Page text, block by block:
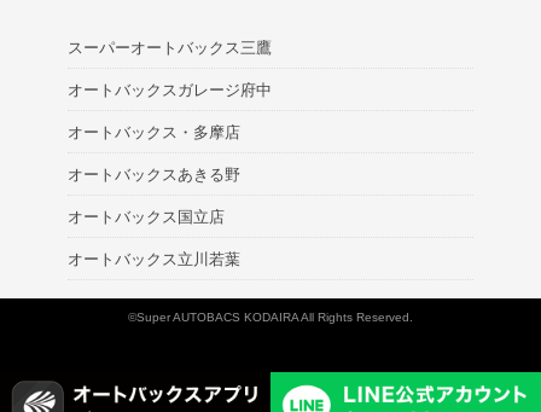
スーパーオートバックス三鷹
オートバックスガレージ府中
オートバックス・多摩店
オートバックスあきる野
オートバックス国立店
オートバックス立川若葉
©Super AUTOBACS KODAIRA All Rights Reserved.